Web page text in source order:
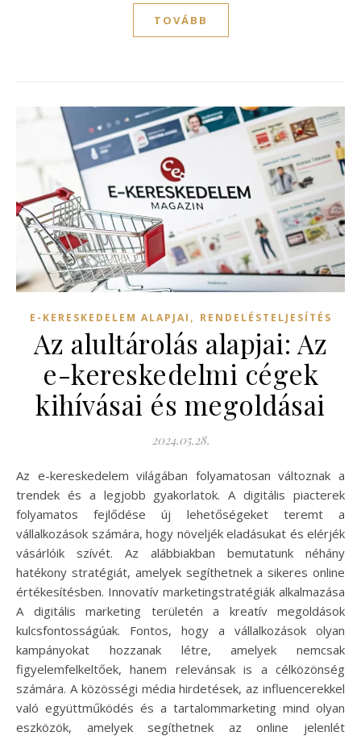
TOVÁBB
E-KERESKEDELEM ALAPJAI , RENDELÉSTELJESÍTÉS
Az alultárolás alapjai: Az
e-kereskedelmi cégek
kihívásai és megoldásai
2024.05.28.
Az e-kereskedelem világában folyamatosan változnak a
trendek és a legjobb gyakorlatok. A digitális piacterek
folyamatos fejlődése új lehetőségeket teremt a
vállalkozások számára, hogy növeljék eladásukat és elérjék
vásárlóik szívét. Az alábbiakban bemutatunk néhány
hatékony stratégiát, amelyek segíthetnek a sikeres online
értékesítésben. Innovatív marketingstratégiák alkalmazása
A digitális marketing területén a kreatív megoldások
kulcsfontosságúak. Fontos, hogy a vállalkozások olyan
kampányokat hozzanak létre, amelyek nemcsak
figyelemfelkeltőek, hanem relevánsak is a célközönség
számára. A közösségi média hirdetések, az influencerekkel
való együttműködés és a tartalommarketing mind olyan
eszközök, amelyek segíthetnek az online jelenlét